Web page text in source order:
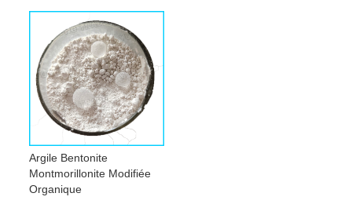
Argile Bentonite
Montmorillonite Modifiée
Organique